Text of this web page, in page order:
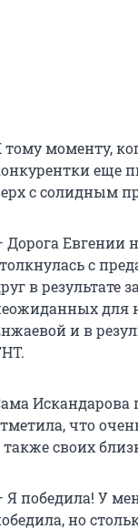
тому моменту,
еще
с солидным
Дорога Евгении
с
в результате
для
и в
Искандарова
что
также своих
Я победила! У
но